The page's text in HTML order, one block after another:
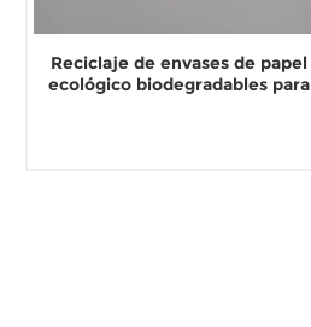
Reciclaje de envases de papel
ecológico biodegradables para